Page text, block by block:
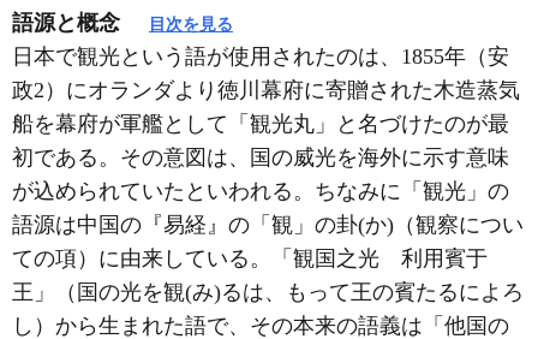
語源と概念 目次を見る
日本で観光という語が使用されたのは、1855年（安
政2）にオランダより徳川幕府に寄贈された木造蒸気
船を幕府が軍艦として「観光丸」と名づけたのが最
初である。その意図は、国の威光を海外に示す意味
が込められていたといわれる。ちなみに「観光」の
語源は中国の『易経』の「観」の卦(か)（観察につい
ての項）に由来している。「観国之光 利用賓于
王」（国の光を観(み)るは、もって王の賓たるによろ
し）から生まれた語で、その本来の語義は「他国の